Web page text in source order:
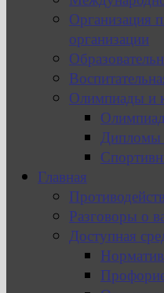
Организация
организации
Олимпиады и
Дипломы
Главная
Разговоры о
Доступная